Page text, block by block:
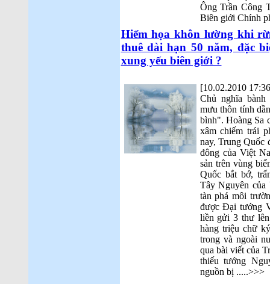
Ông Trần Công
Biên giới Chính
Hiểm họa khôn lường khi
thuê dài hạn 50 năm, đặc
xung yếu biên giới ?
[10.02.2010
Chủ nghĩa
mưu thôn tính
bình". Hoàng Sa
xâm chiếm trái
nay, Trung Quốc
đông của Việt
sản trên vùng
Quốc bắt bớ,
Tây Nguyên
tàn phá môi
được Đại tướng
liền gửi 3 thư
hàng triệu chữ
trong và ngoài
qua bài viết của
thiếu tướng
nguồn bị .....>>>